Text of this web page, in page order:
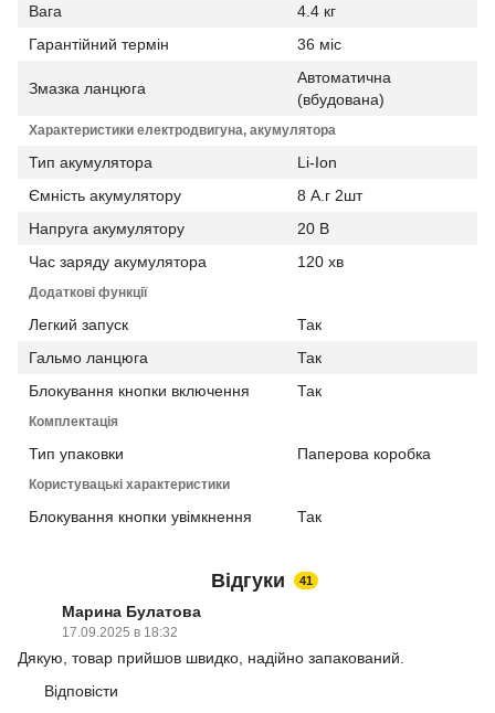
Вага
4.4 кг
Гарантійний термін
36 міс
Змазка ланцюга
Автоматична
(вбудована)
Характеристики електродвигуна, акумулятора
Тип акумулятора
Li-Ion
Ємність акумулятору
8 А.г 2шт
Напруга акумулятору
20 В
Час заряду акумулятора
120 хв
Додаткові функції
Легкий запуск
Так
Гальмо ланцюга
Так
Блокування кнопки включення
Так
Комплектація
Тип упаковки Паперова коробка
Користувацькі характеристики
Блокування кнопки увімкнення Так
Відгуки 41
Марина Булатова
17.09.2025 в 18:32
Дякую, товар прийшов швидко, надійно запакований.
Відповісти